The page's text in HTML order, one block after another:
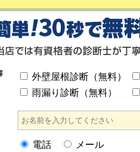
外壁屋根診断（無料）
雨漏り診断（無料）
電話 メール